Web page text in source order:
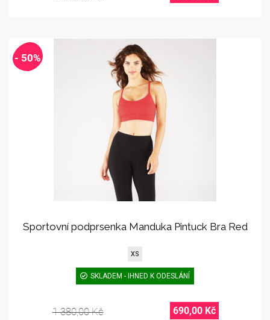
- 50%
Sportovní podprsenka Manduka Pintuck Bra Red
XS
SKLADEM - IHNED K ODESLÁNÍ
1 380,00 Kč 690,00 Kč